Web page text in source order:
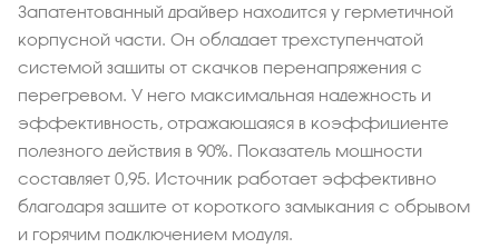
Запатентованный драйвер находится у герметичной
корпусной части. Он обладает трехступенчатой
системой защиты от скачков перенапряжения с
перегревом. У него максимальная надежность и
эффективность, отражающаяся в коэффициенте
полезного действия в 90%. Показатель мощности
составляет 0,95. Источник работает эффективно
благодаря защите от короткого замыкания с обрывом
и горячим подключением модуля.